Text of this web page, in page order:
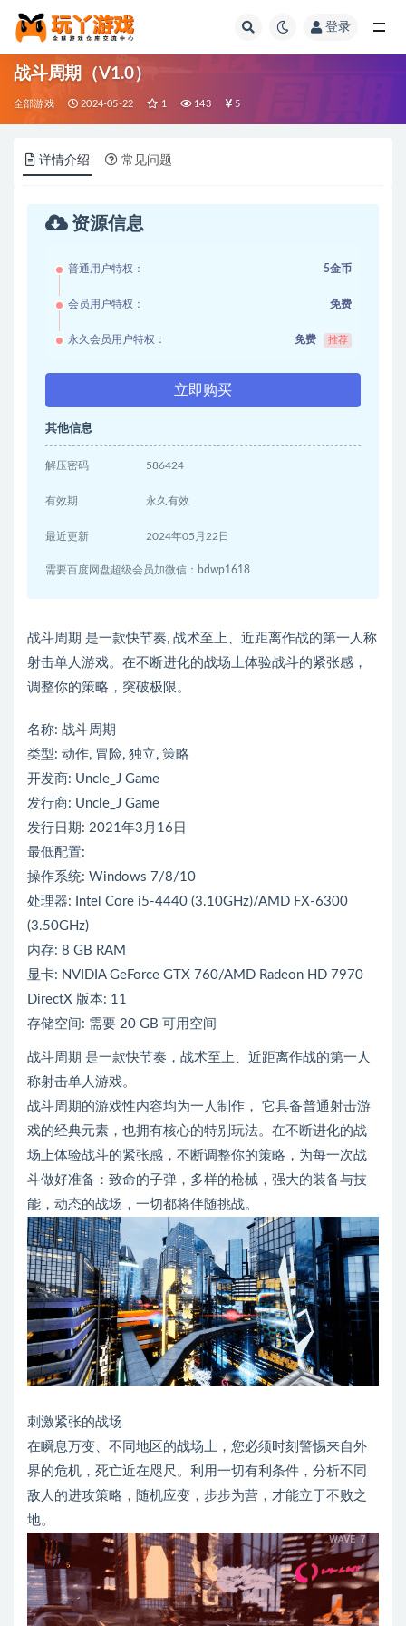
登录
战斗周期（V1.0）
全部游戏 2024-05-22 1 143 5
详情介绍 常见问题
资源信息
普通用户特权： 5金币
会员用户特权： 免费
永久会员用户特权： 免费 推荐
立即购买
其他信息
解压密码 586424
有效期 永久有效
最近更新 2024年05月22日
需要百度网盘超级会员加微信：bdwp1618
战斗周期 是一款快节奏, 战术至上、近距离作战的第一人称
射击单人游戏。在不断进化的战场上体验战斗的紧张感，
调整你的策略，突破极限。
名称: 战斗周期
类型: 动作, 冒险, 独立, 策略
开发商: Uncle_J Game
发行商: Uncle_J Game
发行日期: 2021年3月16日
最低配置:
操作系统: Windows 7/8/10
处理器: Intel Core i5-4440 (3.10GHz)/AMD FX-6300
(3.50GHz)
内存: 8 GB RAM
显卡: NVIDIA GeForce GTX 760/AMD Radeon HD 7970
DirectX 版本: 11
存储空间: 需要 20 GB 可用空间
战斗周期 是一款快节奏，战术至上、近距离作战的第一人
称射击单人游戏。
战斗周期的游戏性内容均为一人制作， 它具备普通射击游
戏的经典元素，也拥有核心的特别玩法。在不断进化的战
场上体验战斗的紧张感，不断调整你的策略，为每一次战
斗做好准备：致命的子弹，多样的枪械，强大的装备与技
能，动态的战场，一切都将伴随挑战。
刺激紧张的战场
在瞬息万变、不同地区的战场上，您必须时刻警惕来自外
界的危机，死亡近在咫尺。利用一切有利条件，分析不同
敌人的进攻策略，随机应变，步步为营，才能立于不败之
地。